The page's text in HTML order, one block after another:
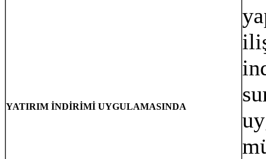
YATIRIM İNDİRİMİ UYGULAMASINDA